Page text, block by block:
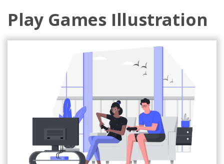
Play Games Illustration